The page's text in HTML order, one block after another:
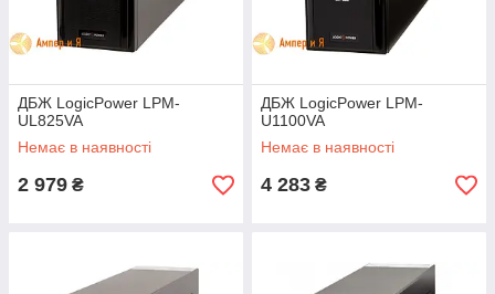
ДБЖ LogicPower LPM-
UL825VA
Немає в наявності
2 979 ₴
ДБЖ LogicPower LPM-
U1100VA
Немає в наявності
4 283 ₴